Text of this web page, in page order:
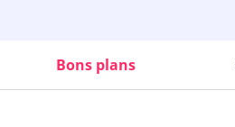
Bons plans